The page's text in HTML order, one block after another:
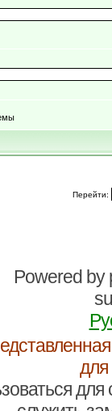
Перейти:
Powered by
для